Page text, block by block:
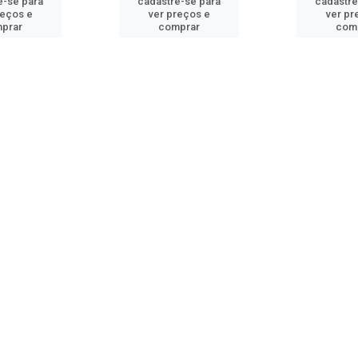
e
ver preços e
comprar
ver